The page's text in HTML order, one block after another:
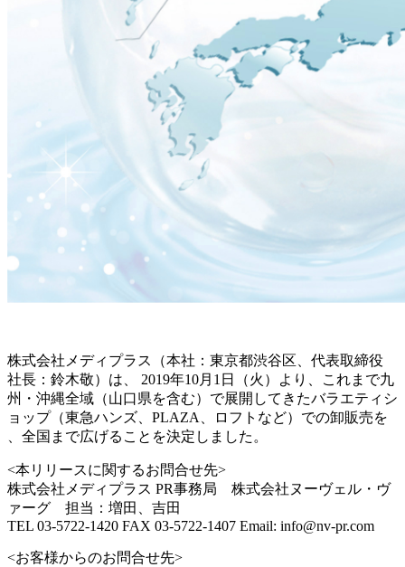
株式会社メディプラス（本社：東京都渋谷区、代表取締役
社長：鈴木敬）は、 2019年10月1日（火）より、これまで九
州・沖縄全域（山口県を含む）で展開してきたバラエティシ
ョップ（東急ハンズ、PLAZA、ロフトなど）での卸販売を
、全国まで広げることを決定しました。
<本リリースに関するお問合せ先>
株式会社メディプラス PR事務局 株式会社ヌーヴェル・ヴ
ァーグ 担当：増田、吉田
TEL 03-5722-1420 FAX 03-5722-1407 Email: info@nv-pr.com
<お客様からのお問合せ先>